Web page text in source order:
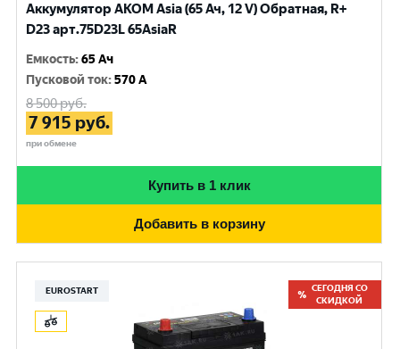
Аккумулятор AKOM Asia (65 Ач, 12 V) Обратная, R+
D23 арт.75D23L 65AsiaR
Емкость:65 Ач
Пусковой ток:570 A
8 500руб.
7 915 руб.
при обмене
Купить в 1 клик
Добавить в корзину
EUROSTART
СЕГОДНЯ СО
СКИДКОЙ